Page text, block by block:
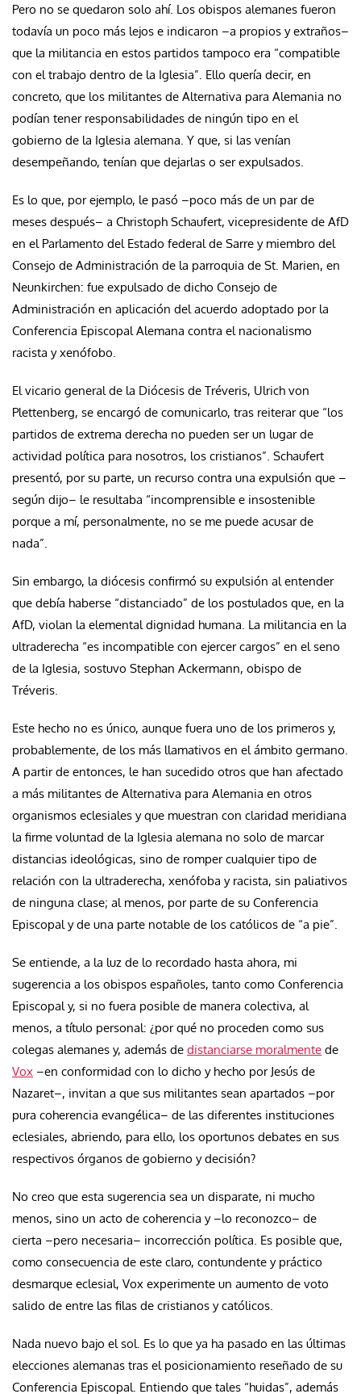
Pero no se quedaron solo ahí. Los obispos alemanes fueron
todavía un poco más lejos e indicaron –a propios y extraños–
que la militancia en estos partidos tampoco era “compatible
con el trabajo dentro de la Iglesia”. Ello quería decir, en
concreto, que los militantes de Alternativa para Alemania no
podían tener responsabilidades de ningún tipo en el
gobierno de la Iglesia alemana. Y que, si las venían
desempeñando, tenían que dejarlas o ser expulsados.
Es lo que, por ejemplo, le pasó –poco más de un par de
meses después– a Christoph Schaufert, vicepresidente de AfD
en el Parlamento del Estado federal de Sarre y miembro del
Consejo de Administración de la parroquia de St. Marien, en
Neunkirchen: fue expulsado de dicho Consejo de
Administración en aplicación del acuerdo adoptado por la
Conferencia Episcopal Alemana contra el nacionalismo
racista y xenófobo.
El vicario general de la Diócesis de Tréveris, Ulrich von
Plettenberg, se encargó de comunicarlo, tras reiterar que “los
partidos de extrema derecha no pueden ser un lugar de
actividad política para nosotros, los cristianos”. Schaufert
presentó, por su parte, un recurso contra una expulsión que –
según dijo– le resultaba “incomprensible e insostenible
porque a mí, personalmente, no se me puede acusar de
nada”.
Sin embargo, la diócesis confirmó su expulsión al entender
que debía haberse “distanciado” de los postulados que, en la
AfD, violan la elemental dignidad humana. La militancia en la
ultraderecha “es incompatible con ejercer cargos” en el seno
de la Iglesia, sostuvo Stephan Ackermann, obispo de
Tréveris.
Este hecho no es único, aunque fuera uno de los primeros y,
probablemente, de los más llamativos en el ámbito germano.
A partir de entonces, le han sucedido otros que han afectado
a más militantes de Alternativa para Alemania en otros
organismos eclesiales y que muestran con claridad meridiana
la firme voluntad de la Iglesia alemana no solo de marcar
distancias ideológicas, sino de romper cualquier tipo de
relación con la ultraderecha, xenófoba y racista, sin paliativos
de ninguna clase; al menos, por parte de su Conferencia
Episcopal y de una parte notable de los católicos de “a pie”.
Se entiende, a la luz de lo recordado hasta ahora, mi
sugerencia a los obispos españoles, tanto como Conferencia
Episcopal y, si no fuera posible de manera colectiva, al
menos, a título personal: ¿por qué no proceden como sus
colegas alemanes y, además de distanciarse moralmente de
Vox –en conformidad con lo dicho y hecho por Jesús de
Nazaret–, invitan a que sus militantes sean apartados –por
pura coherencia evangélica– de las diferentes instituciones
eclesiales, abriendo, para ello, los oportunos debates en sus
respectivos órganos de gobierno y decisión?
No creo que esta sugerencia sea un disparate, ni mucho
menos, sino un acto de coherencia y –lo reconozco– de
cierta –pero necesaria– incorrección política. Es posible que,
como consecuencia de este claro, contundente y práctico
desmarque eclesial, Vox experimente un aumento de voto
salido de entre las filas de cristianos y católicos.
Nada nuevo bajo el sol. Es lo que ya ha pasado en las últimas
elecciones alemanas tras el posicionamiento reseñado de su
Conferencia Episcopal. Entiendo que tales “huidas”, además